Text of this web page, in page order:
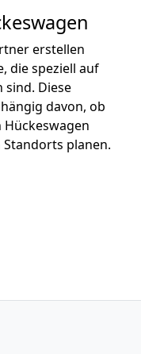
erstellen
die speziell auf
Diese
davon, ob
planen.